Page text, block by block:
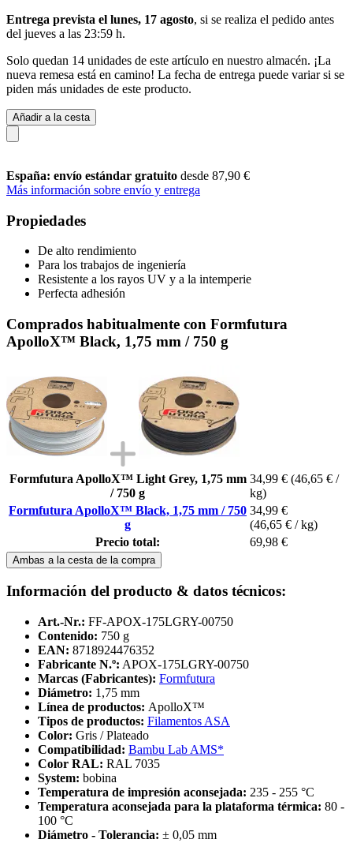
Entrega prevista el lunes, 17 agosto, si se realiza el pedido antes
del jueves a las 23:59 h.
Solo quedan 14 unidades de este artículo en nuestro almacén. ¡La
nueva remesa está en camino! La fecha de entrega puede variar si se
piden más unidades de este producto.
Añadir a la cesta
España: envío estándar gratuito desde 87,90 €
Más información sobre envío y entrega
Propiedades
De alto rendimiento
Para los trabajos de ingeniería
Resistente a los rayos UV y a la intemperie
Perfecta adhesión
Comprados habitualmente con Formfutura
ApolloX™ Black, 1,75 mm / 750 g
Formfutura ApolloX™ Light Grey, 1,75 mm
/ 750 g
34,99 € (46,65 € /
kg)
Formfutura ApolloX™ Black, 1,75 mm / 750
g
34,99 €
(46,65 € / kg)
Precio total:
69,98 €
Ambas a la cesta de la compra
Información del producto & datos técnicos:
Art.-Nr.: FF-APOX-175LGRY-00750
Contenido: 750 g
EAN: 8718924476352
Fabricante N.º: APOX-175LGRY-00750
Marcas (Fabricantes): Formfutura
Diámetro: 1,75 mm
Línea de productos: ApolloX™
Tipos de productos: Filamentos ASA
Color: Gris / Plateado
Compatibilidad: Bambu Lab AMS*
Color RAL: RAL 7035
System: bobina
Temperatura de impresión aconsejada: 235 - 255 °C
Temperatura aconsejada para la plataforma térmica: 80 -
100 °C
Diámetro - Tolerancia: ± 0,05 mm